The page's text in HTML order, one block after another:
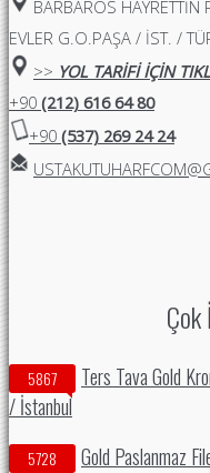
BARBAROS
EVLER G.O.PAŞA / İST. /
>> YOL TARİFİ İÇİN
+90 (212) 616 64 80
+90 (537) 269 24 24
Çok
5867
Ters Tava Gold
/ İstanbul
5728 Gold Paslanmaz